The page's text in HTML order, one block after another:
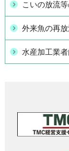
こいの放流
外来魚の再
水産加工業